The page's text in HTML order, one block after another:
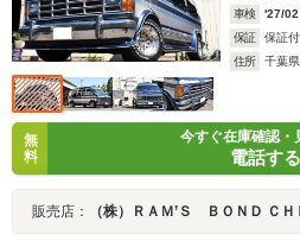
車検
'27/02
保証
保証付
住所
千葉
無
料
今すぐ在庫確認・
電話する
販売店： （株）ＲＡＭ’Ｓ ＢＯＮＤ ＣＨＥＶＹ’Ｓ ＷＯＲ